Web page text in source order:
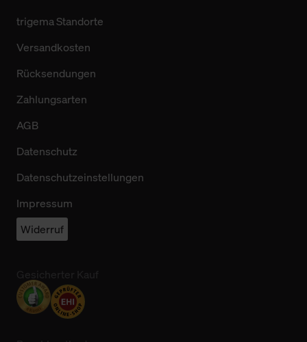
trigema Standorte
Versandkosten
Rücksendungen
Zahlungsarten
AGB
Datenschutz
Datenschutzeinstellungen
Impressum
Widerruf